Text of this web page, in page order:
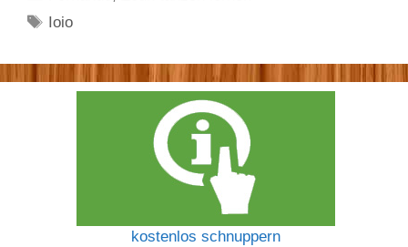
Schlagwörter
Ioio
kostenlos schnuppern